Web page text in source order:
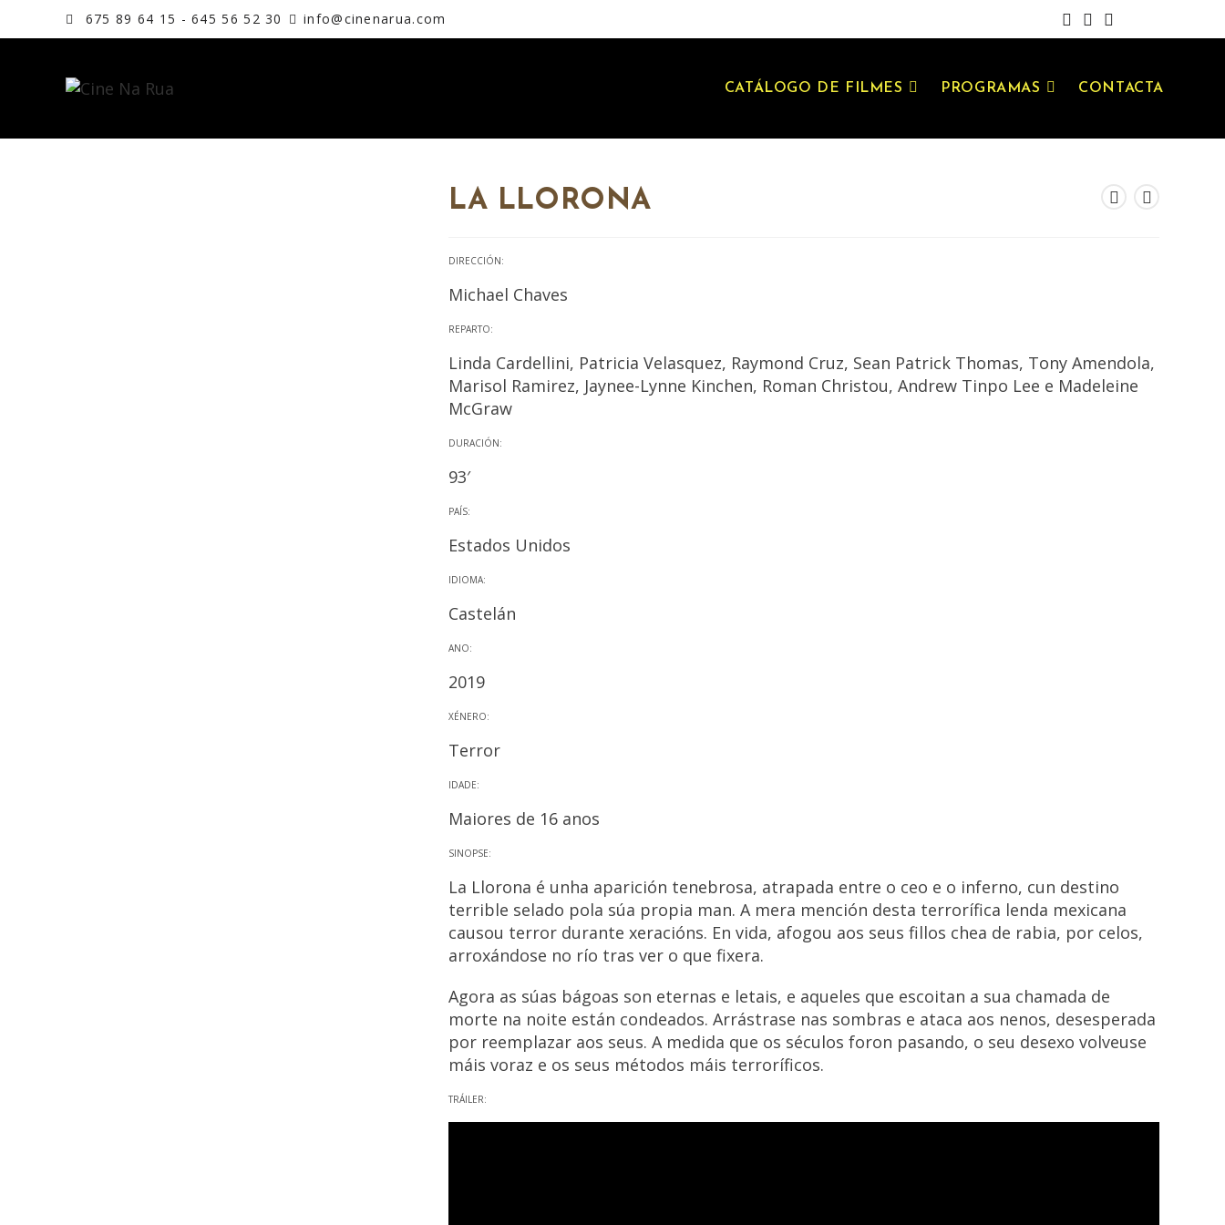
675 89 64 15 - 645 56 52 30 info@cinenarua.com
CATÁLOGO DE FILMES PROGRAMAS CONTACTA
LA LLORONA
DIRECCIÓN:
Michael Chaves
REPARTO:
Linda Cardellini, Patricia Velasquez, Raymond Cruz, Sean Patrick Thomas, Tony Amendola,
Marisol Ramirez, Jaynee-Lynne Kinchen, Roman Christou, Andrew Tinpo Lee e Madeleine
McGraw
DURACIÓN:
93′
PAÍS:
Estados Unidos
IDIOMA:
Castelán
ANO:
2019
XÉNERO:
Terror
IDADE:
Maiores de 16 anos
SINOPSE:
La Llorona é unha aparición tenebrosa, atrapada entre o ceo e o inferno, cun destino
terrible selado pola súa propia man. A mera mención desta terrorífica lenda mexicana
causou terror durante xeracións. En vida, afogou aos seus fillos chea de rabia, por celos,
arroxándose no río tras ver o que fixera.
Agora as súas bágoas son eternas e letais, e aqueles que escoitan a sua chamada de
morte na noite están condeados. Arrástrase nas sombras e ataca aos nenos, desesperada
por reemplazar aos seus. A medida que os séculos foron pasando, o seu desexo volveuse
máis voraz e os seus métodos máis terroríficos.
TRÁILER: